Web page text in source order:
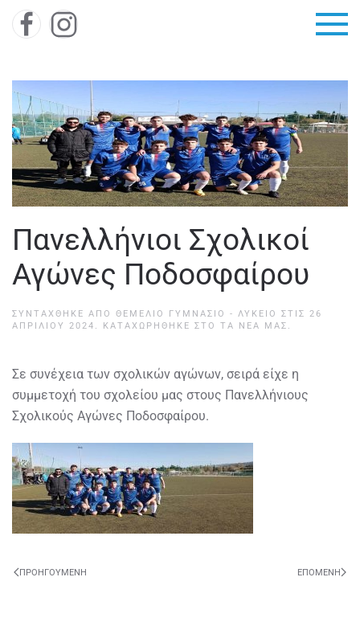
Skip to main content
Πανελλήνιοι Σχολικοί
Αγώνες Ποδοσφαίρου
ΣΥΝΤΆΧΘΗΚΕ ΑΠΌ ΘΕΜΕΛΙΟ ΓΥΜΝΑΣΙΟ - ΛΥΚΕΙΟ ΣΤΙΣ 26
ΑΠΡΙΛΊΟΥ 2024 . ΚΑΤΑΧΩΡΉΘΗΚΕ ΣΤΟ ΤΑ ΝΈΑ ΜΑΣ .
Σε συνέχεια των σχολικών αγώνων, σειρά είχε η
συμμετοχή του σχολείου μας στους Πανελλήνιους
Σχολικούς Αγώνες Ποδοσφαίρου.
ΠΡΟΗΓΟΎΜΕΝΗ ΕΠΌΜΕΝΗ